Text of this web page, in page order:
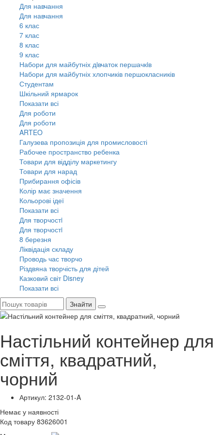
Для навчання
Для навчання
6 клас
7 клас
8 клас
9 клас
Набори для майбутніх дiвчаток першачкiв
Набори для майбутніх хлопчиків першокласників
Студентам
Шкільний ярмарок
Показати всі
Для роботи
Для роботи
ARTEO
Галузева пропозиція для промисловості
Рабочее пространство ребенка
Товари для відділу маркетингу
Товари для нарад
Прибирання офісів
Колір має значення
Кольорові ідеї
Показати всі
Для творчостi
Для творчостi
8 березня
Ліквідація складу
Проводь час творчо
Різдвяна творчість для дітей
Казковий світ Disney
Показати всі
Знайти
Настільний контейнер для
сміття, квадратний,
чорний
Артикул: 2132-01-A
Немає у наявності
Код товару 83626001